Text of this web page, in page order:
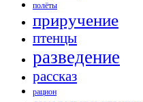
полёты
приручение
птенцы
разведение
рассказ
рацион